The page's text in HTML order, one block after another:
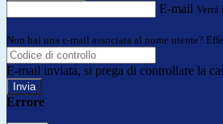
E-mail
Non hai una e-mail associata al nome utente?
E-mail inviata, si prega di controllare la
Errore